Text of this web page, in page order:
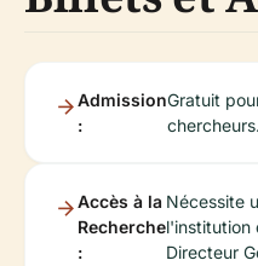
Admission
:
Gratuit
chercheurs.
Accès à la
Recherche
:
Nécessite
l'institution
Directeur